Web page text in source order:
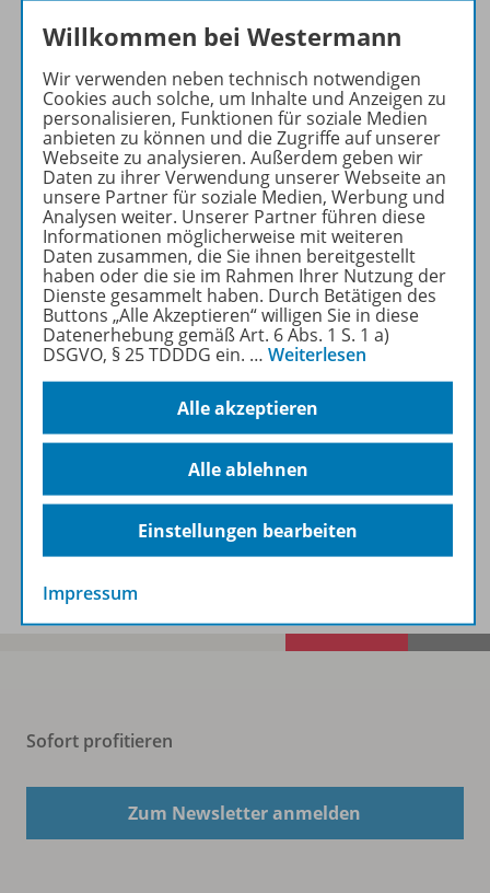
Mit Schroedel aktuell bieten
Ihren Unterricht aktuell und
einfach zu gestalten. Jede
Woche drei bis vier
Neuerscheinungen mit
großem Online Archiv.
Mehr erfahren
Informationen
Spar-Pakete
Sofort profitieren
Zum Newsletter anmelden
Willkommen bei Westermann
Wir verwenden neben technisch notwendigen
Cookies auch solche, um Inhalte und Anzeigen zu
personalisieren, Funktionen für soziale Medien
anbieten zu können und die Zugriffe auf unserer
Webseite zu analysieren. Außerdem geben wir
Daten zu ihrer Verwendung unserer Webseite an
unsere Partner für soziale Medien, Werbung und
Analysen weiter. Unserer Partner führen diese
Informationen möglicherweise mit weiteren
Daten zusammen, die Sie ihnen bereitgestellt
haben oder die sie im Rahmen Ihrer Nutzung der
Dienste gesammelt haben. Durch Betätigen des
Buttons „Alle Akzeptieren“ willigen Sie in diese
Datenerhebung gemäß Art. 6 Abs. 1 S. 1 a)
DSGVO, § 25 TDDDG ein. … Weiterlesen
Alle akzeptieren
Alle ablehnen
Einstellungen bearbeiten
Impressum